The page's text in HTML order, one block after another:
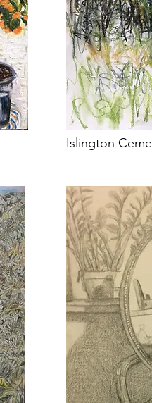
Islington